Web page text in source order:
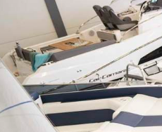
Hausammann Boote AG
Friedrichshafnerstrasse 50
CH-8590 Romanshorn
+41 71 461 16 16
info@hausammann-boote.ch